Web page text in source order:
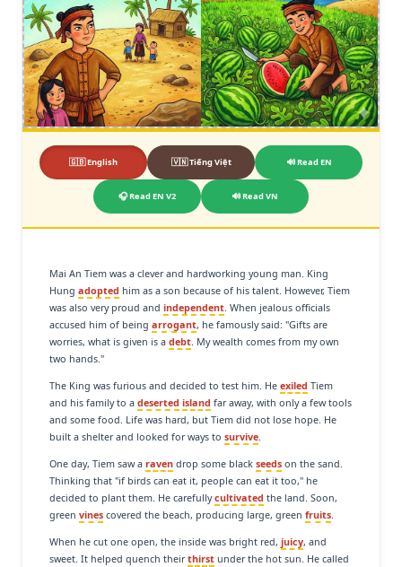
🇬🇧 English 🇻🇳 Tiếng Việt 🔊 Read EN
🎧 Read EN V2 🔊 Read VN
Mai An Tiem was a clever and hardworking young man. King
Hung adopted him as a son because of his talent. However, Tiem
was also very proud and independent. When jealous officials
accused him of being arrogant, he famously said: "Gifts are
worries, what is given is a debt. My wealth comes from my own
two hands."
The King was furious and decided to test him. He exiled Tiem
and his family to a deserted island far away, with only a few tools
and some food. Life was hard, but Tiem did not lose hope. He
built a shelter and looked for ways to survive.
One day, Tiem saw a raven drop some black seeds on the sand.
Thinking that "if birds can eat it, people can eat it too," he
decided to plant them. He carefullycultivated the land. Soon,
green vines covered the beach, producing large, green fruits
When he cut one open, the inside was bright red, juicy, and
sweet. It helped quench theirthirst under the hot sun. He called